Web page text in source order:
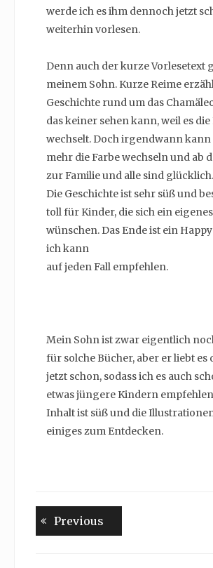
werde ich es ihm dennoch jetzt
weiterhin vorlesen.
Denn auch der kurze Vorlesetext
meinem Sohn. Kurze Reime
Geschichte rund um das
das keiner sehen kann, weil es die
wechselt. Doch irgendwann kann
mehr die Farbe wechseln und ab
zur Familie und alle sind glücklich.
Die Geschichte ist sehr süß und
toll für Kinder, die sich ein
wünschen. Das Ende ist ein
ich kann
auf jeden Fall empfehlen.
Mein Sohn ist zwar eigentlich
für solche Bücher, aber er liebt es
jetzt schon, sodass ich es auch
etwas jüngere Kindern
Inhalt ist süß und die
einiges zum Entdecken.
Beitragsnavigation
Previous